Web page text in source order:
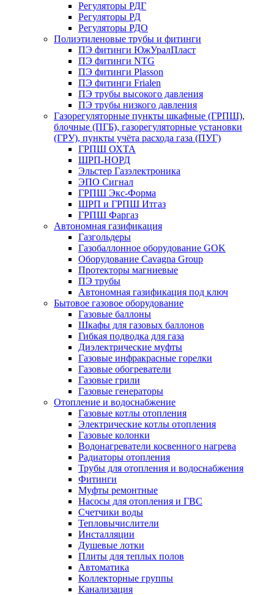
Регуляторы РДГ
Регуляторы РД
Регуляторы РДО
Полиэтиленовые трубы и фитинги
ПЭ фитинги ЮжУралПласт
ПЭ фитинги NTG
ПЭ фитинги Plasson
ПЭ фитинги Frialen
ПЭ трубы высокого давления
ПЭ трубы низкого давления
Газорегуляторные пункты шкафные (ГРПШ),
блочные (ПГБ), газорегуляторные установки
(ГРУ), пункты учёта расхода газа (ПУГ)
ГРПШ ОХТА
ШРП-НОРД
Эльстер Газэлектроника
ЭПО Сигнал
ГРПШ Экс-Форма
ШРП и ГРПШ Итгаз
ГРПШ Фаргаз
Автономная газификация
Газгольдеры
Газобаллонное оборудование GOK
Оборудование Cavagna Group
Протекторы магниевые
ПЭ трубы
Автономная газификация под ключ
Бытовое газовое оборудование
Газовые баллоны
Шкафы для газовых баллонов
Гибкая подводка для газа
Диэлектрические муфты
Газовые инфракрасные горелки
Газовые обогреватели
Газовые грили
Газовые генераторы
Отопление и водоснабжение
Газовые котлы отопления
Электрические котлы отопления
Газовые колонки
Водонагреватели косвенного нагрева
Радиаторы отопления
Трубы для отопления и водоснабжения
Фитинги
Муфты ремонтные
Насосы для отопления и ГВС
Счетчики воды
Тепловычислители
Инсталляции
Душевые лотки
Плиты для теплых полов
Автоматика
Коллекторные группы
Канализация